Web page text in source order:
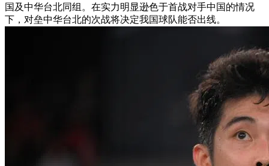
国及中华台北同组。在实力明显逊色于首战对手中国的情况
下，对垒中华台北的次战将决定我国球队能否出线。